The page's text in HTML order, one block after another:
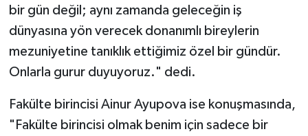
bir gün değil; aynı zamanda geleceğin iş
dünyasına yön verecek donanımlı bireylerin
mezuniyetine tanıklık ettiğimiz özel bir gündür.
Onlarla gurur duyuyoruz." dedi.
Fakülte birincisi Ainur Ayupova ise konuşmasında,
"Fakülte birincisi olmak benim için sadece bir